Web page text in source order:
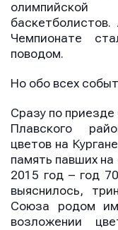
Чемпионате
поводом.
Но обо всех
Сразу по
Плавского
цветов на
память павших
2015 год – год
выяснилось,
Союза родом
возложении